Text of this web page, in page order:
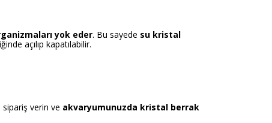
yok eder. Bu sayede su kristal
açılıp kapatılabilir.
sipariş verin ve akvaryumunuzda kristal berrak